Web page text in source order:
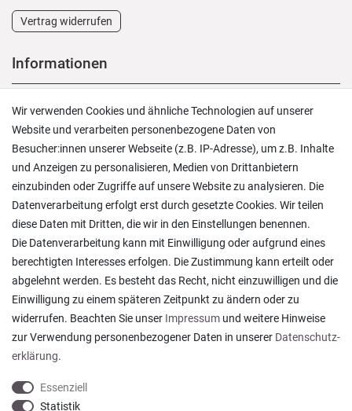
Vertrag widerrufen
Informationen
Versand und Zahlung
Rücksendungen
Lieferung in die Schweiz
Pflegesymbole
Lagerverkauf
Ratgeber & News
Ein einfach toller Service - prompte Lieferung und
sogar mit Pflegehinweis!
Datum der Veröffentlichung: 05.08.2026
Datum der Kauferfahrung: 29.07.2026
Wir verwenden Cookies und ähnliche Technologien auf unserer
Website und verarbeiten personenbezogene Daten von
Besucher:innen unserer Webseite (z.B. IP-Adresse), um z.B. Inhalte
und Anzeigen zu personalisieren, Medien von Drittanbietern
einzubinden oder Zugriffe auf unsere Website zu analysieren. Die
Datenverarbeitung erfolgt erst durch gesetzte Cookies. Wir teilen
diese Daten mit Dritten, die wir in den Einstellungen benennen.
Die Datenverarbeitung kann mit Einwilligung oder aufgrund eines
berechtigten Interesses erfolgen. Die Zustimmung kann erteilt oder
abgelehnt werden. Es besteht das Recht, nicht einzuwilligen und die
Einwilligung zu einem späteren Zeitpunkt zu ändern oder zu
widerrufen. Beachten Sie unser Impressum und weitere Hinweise
zur Verwendung personenbezogener Daten in unserer Daten­schutz­
erklärung.
Essenziell
Statistik